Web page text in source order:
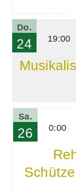
Do.
24 19:00
Sa.
26 0:00